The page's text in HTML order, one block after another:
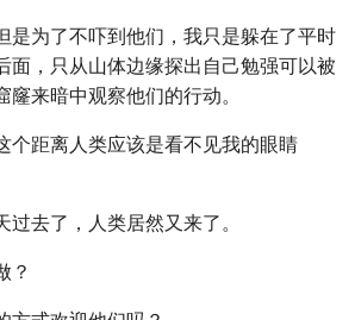
是为了不吓到他们，我只是躲在了平时
面，只从山体边缘探出自己勉强可以被
来暗中观察他们的行动。
个距离人类应该是看不见我的眼睛
过去了，人类居然又来了。
？